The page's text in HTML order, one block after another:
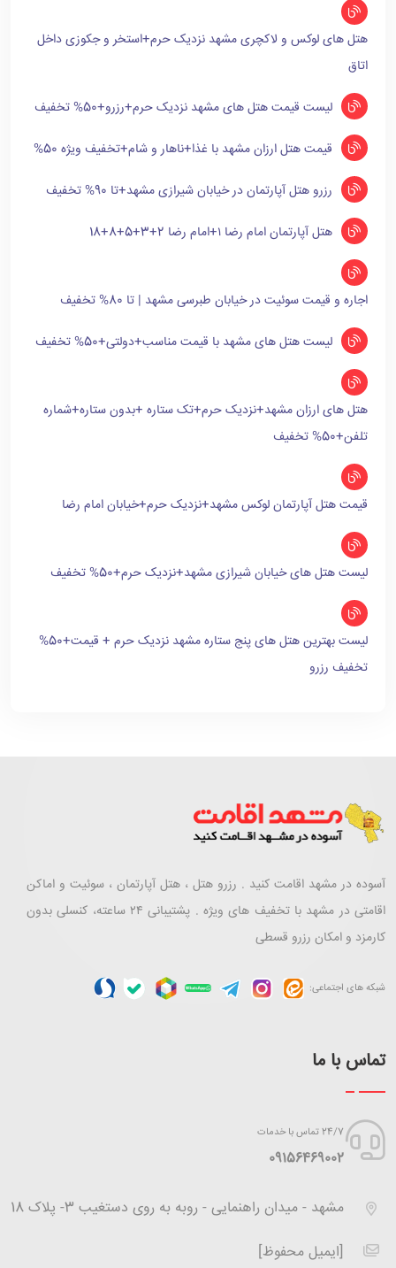
هتل های لوکس و لاکچری مشهد نزدیک حرم+استخر و جکوزی داخل
اتاق
لیست قیمت هتل های مشهد نزدیک حرم+رزرو+50% تخفیف
قیمت هتل ارزان مشهد با غذا+ناهار و شام+تخفیف ویژه 50%
رزرو هتل آپارتمان در خیابان شیرازی مشهد+تا 90% تخفیف
هتل آپارتمان امام رضا ۱+امام رضا 2+3+5+8+18
اجاره و قیمت سوئیت در خیابان طبرسی مشهد | تا 80% تخفیف
لیست هتل های مشهد با قیمت مناسب+دولتی+50% تخفیف
هتل های ارزان مشهد+نزدیک حرم+تک ستاره +بدون ستاره+شماره
تلفن+50% تخفیف
قیمت هتل آپارتمان لوکس مشهد+نزدیک حرم+خیابان امام رضا
لیست هتل های خیابان شیرازی مشهد+نزدیک حرم+50% تخفیف
لیست بهترین هتل های پنج ستاره مشهد نزدیک حرم + قیمت+50%
تخفیف رزرو
آسوده در مشهد اقامت کنید . رزرو هتل ، هتل آپارتمان ، سوئیت و اماکن
اقامتی در مشهد با تخفیف های ویژه . پشتیبانی ۲۴ ساعته، کنسلی بدون
کارمزد و امکان رزرو قسطی
شبکه های اجتماعی:
تماس با ما
24/7 تماس با خدمات
‪09156469002
مشهد - میدان راهنمایی - روبه به روی دستغیب 3- پلاک 18
[ایمیل محفوظ]